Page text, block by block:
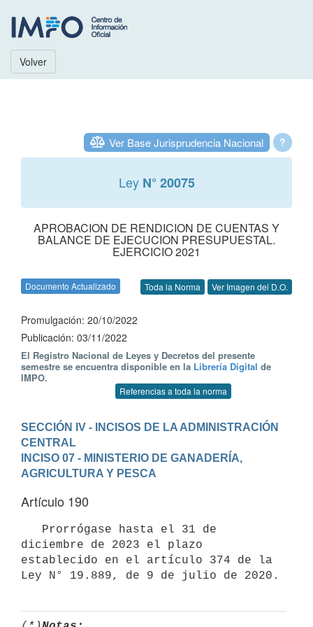
Volver
?
Ver Base Jurisprudencia Nacional
Ley N° 20075
APROBACION DE RENDICION DE CUENTAS Y
BALANCE DE EJECUCION PRESUPUESTAL.
EJERCICIO 2021
Documento Actualizado Toda la Norma Ver Imagen del D.O.
Promulgación: 20/10/2022
Publicación: 03/11/2022
El Registro Nacional de Leyes y Decretos del presente
semestre se encuentra disponible en la Librería Digital de
IMPO.
Referencias a toda la norma
SECCIÓN IV - INCISOS DE LA ADMINISTRACIÓN
CENTRAL
INCISO 07 - MINISTERIO DE GANADERÍA,
AGRICULTURA Y PESCA
Artículo 190
diciembre de 2023 el plazo
establecido en el artículo 374 de la